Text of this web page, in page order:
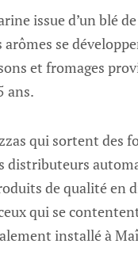
issue d’un blé
se
et fromages
ans.
qui sortent des
de qualité en
qui se
installé à